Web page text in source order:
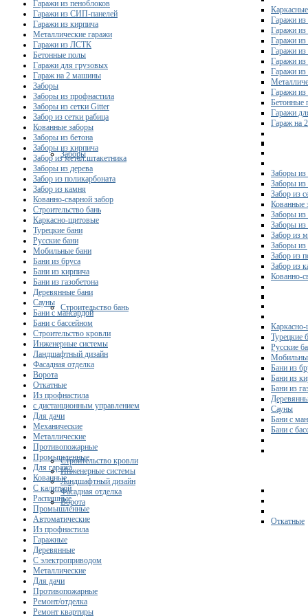
Гаражи из
Гаражи из
Гаражи из
Гаражи из
Гаражи
Гаражи из
Гаражи
Бетонные
Гаражи
Гараж на
Заборы
Заборы из
Заборы из
Забор из
Кованные
Заборы из
Заборы из
Забор из
Заборы из
Забор из
Забор из
Кованно-
Строительство бань
Турецкие
Русские
Бани из
Бани из
Бани из
Сауны
Бани с
Бани с
Строительство кровли
Инженерные системы
Ландшафтный дизайн
Фасадная отделка
Ворота
Откатные
Гаражи из пеноблоков
Гаражи из СИП-панелей
Гаражи из кирпича
Металлические гаражи
Гаражи из ЛСТК
Бетонные полы
Гаражи для грузовых
Гараж на 2 машины
Заборы
Заборы из профнастила
Заборы из сетки Gitter
Забор из сетки рабица
Кованные заборы
Заборы из бетона
Заборы из кирпича
Забор из метал.штакетника
Заборы из дерева
Забор из поликарбоната
Забор из камня
Кованно-сварной забор
Строительство бань
Каркасно-щитовые
Турецкие бани
Русские бани
Мобильные бани
Бани из бруса
Бани из кирпича
Бани из газобетона
Деревянные бани
Сауны
Бани с мансардой
Бани с бассейном
Строительство кровли
Инженерные системы
Ландшафтный дизайн
Фасадная отделка
Ворота
Откатные
Из профнастила
с дистанционным управлением
Для дачи
Механические
Металлические
Противопожарные
Промышленные
Для гаража
Кованные
С калиткой
Распашные
Промышленные
Автоматические
Из профнастила
Гаражные
Деревянные
С электроприводом
Металлические
Для дачи
Противопожарные
Ремонт/отделка
Ремонт квартиры